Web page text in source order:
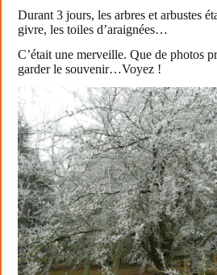
Durant 3 jours, les arbres et arbustes
givre, les toiles d’araignées…
C’était une merveille. Que de photos
garder le souvenir…Voyez !